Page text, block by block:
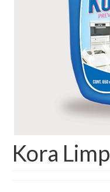
Kora Limp